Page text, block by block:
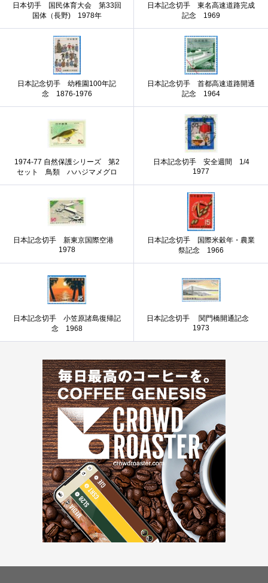
日本切手 国民体育大会 第33回
国体（長野) 1978年
日本記念切手 東名高速道路完成
記念 1969
日本記念切手 幼稚園100年記
念 1876-1976
日本記念切手 首都高速道路開通
記念 1964
1974-77 自然保護シリーズ 第2
セット 鳥類 ハハジマメグロ
日本記念切手 安全週間 1/4
1977
日本記念切手 新東京国際空港
1978
日本記念切手 国際米穀年・農業
祭記念 1966
日本記念切手 小笠原諸島復帰記
念 1968
日本記念切手 関門橋開通記念
1973